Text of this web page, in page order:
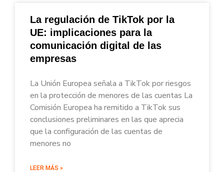
La regulación de TikTok por la
UE: implicaciones para la
comunicación digital de las
empresas
La Unión Europea señala a TikTok por riesgos
en la protección de menores de las cuentas La
Comisión Europea ha remitido a TikTok sus
conclusiones preliminares en las que aprecia
que la configuración de las cuentas de
menores no
LEER MÁS »